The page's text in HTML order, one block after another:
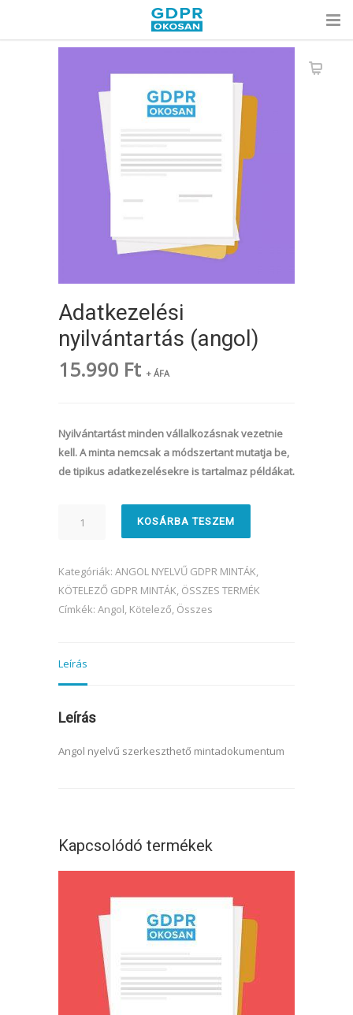
Adatkezelési
nyilvántartás (angol)
15.990 Ft + ÁFA
Nyilvántartást minden vállalkozásnak vezetnie
kell. A minta nemcsak a módszertant mutatja be,
de tipikus adatkezelésekre is tartalmaz példákat.
mennyiség
KOSÁRBA TESZEM
Kategóriák: ANGOL NYELVŰ GDPR MINTÁK,
KÖTELEZŐ GDPR MINTÁK, ÖSSZES TERMÉK
Címkék: Angol, Kötelező, Összes
Leírás
Leírás
Angol nyelvű szerkeszthető mintadokumentum
Kapcsolódó termékek